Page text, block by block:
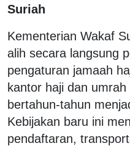
Suriah
Kementerian Wakaf
alih secara langsung
pengaturan jamaah
kantor haji dan
bertahun-tahun
Kebijakan baru ini
pendaftaran,